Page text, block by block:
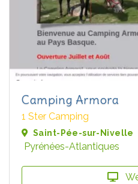
Camping Armora
1 Ster Camping
Saint-Pée-sur-Nivelle
Pyrénées-Atlantiques